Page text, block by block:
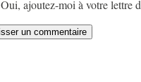
Oui, ajoutez-moi à votre lettre